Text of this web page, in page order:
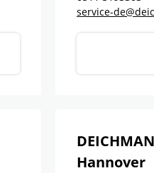
service-
Hannover